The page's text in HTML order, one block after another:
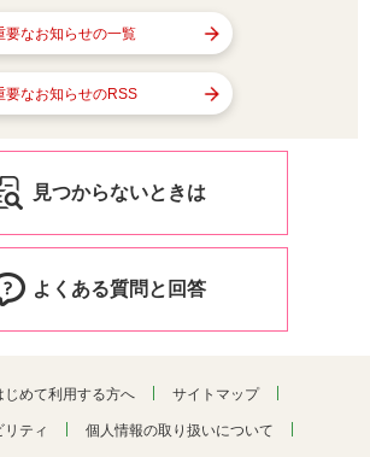
要なお知らせの一覧
要なお知らせのRSS
見つからないときは
よくある質問と回答
じめて利用する方へ サイトマップ
リティ 個人情報の取り扱いについて